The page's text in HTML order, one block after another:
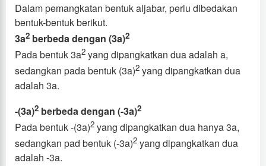
Dalam pemangkatan bentuk aljabar, perlu dibedakan
bentuk-bentuk berikut.
3a2 berbeda dengan (3a)2
Pada bentuk 3a2 yang dipangkatkan dua adalah a,
sedangkan pada bentuk (3a)2 yang dipangkatkan dua
adalah 3a.
-(3a)2 berbeda dengan (-3a)2
Pada bentuk -(3a)2 yang dipangkatkan dua hanya 3a,
sedangkan pad bentuk (-3a)2 yang dipangkatkan dua
adalah -3a.